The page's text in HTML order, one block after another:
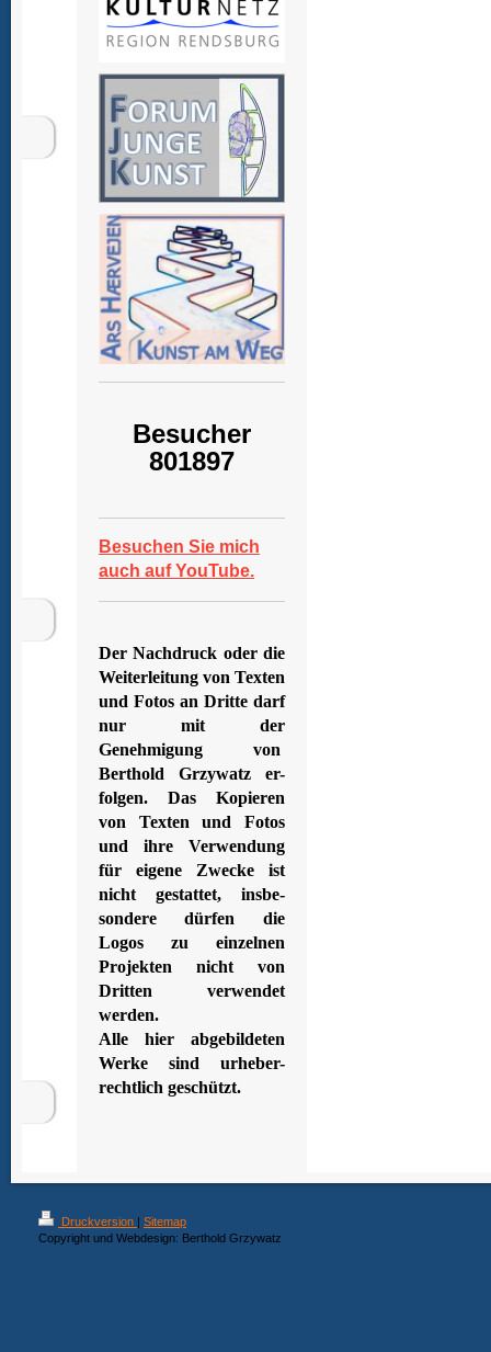
Besucher
801897
Besuchen Sie mich
auch auf YouTube.
Der Nachdruck oder die
Weiterleitung von Texten
und Fotos an Dritte darf
nur mit der
Genehmigung von
Berthold Grzywatz er-
folgen. Das Kopieren
von Texten und Fotos
und ihre Verwendung
für eigene Zwecke ist
nicht gestattet, insbe-
sondere dürfen die
Logos zu einzelnen
Projekten nicht von
Dritten verwendet
werden.
Alle hier abgebildeten
Werke sind urheber-
rechtlich geschützt.
Druckversion | Sitemap
Copyright und Webdesign: Berthold Grzywatz